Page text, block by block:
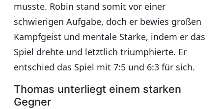
musste. Robin stand somit vor einer
schwierigen Aufgabe, doch er bewies großen
Kampfgeist und mentale Stärke, indem er das
Spiel drehte und letztlich triumphierte. Er
entschied das Spiel mit 7:5 und 6:3 für sich.
Thomas unterliegt einem starken
Gegner